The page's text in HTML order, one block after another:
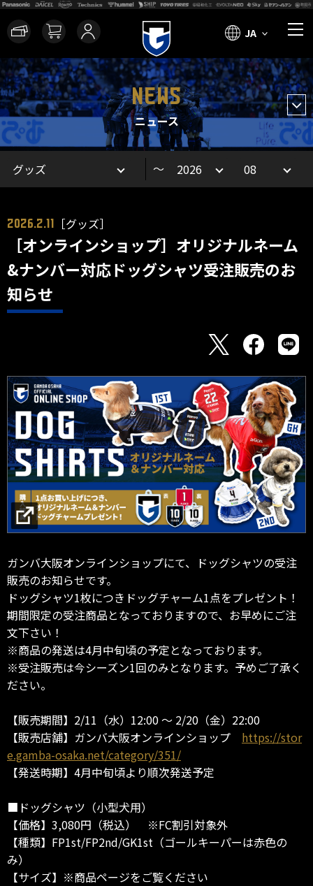
JA
NEWS
ニュース
～
2026.2.11 ［グッズ］
［オンラインショップ］オリジナルネーム
&ナンバー対応ドッグシャツ受注販売のお
知らせ
ガンバ大阪オンラインショップにて、ドッグシャツの受注
販売のお知らせです。
ドッグシャツ1枚につきドッグチャーム1点をプレゼント！
期間限定の受注商品となっておりますので、お早めにご注
文下さい！
※商品の発送は4月中旬頃の予定となっております。
※受注販売は今シーズン1回のみとなります。予めご了承く
ださい。
【販売期間】2/11（水）12:00 ～ 2/20（金）22:00
【販売店舗】ガンバ大阪オンラインショップ https://stor
e.gamba-osaka.net/category/351/
【発送時期】4月中旬頃より順次発送予定
■ドッグシャツ（小型犬用）
【価格】3,080円（税込） ※FC割引対象外
【種類】FP1st/FP2nd/GK1st（ゴールキーパーは赤色の
み）
【サイズ】※商品ページをご覧ください